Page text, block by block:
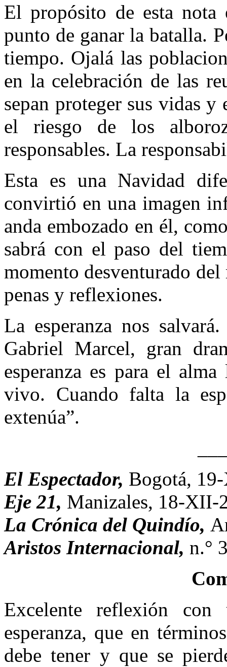
El propósito de esta nota
punto de ganar la batalla.
tiempo. Ojalá las
en la celebración de las
sepan proteger sus vidas y
el riesgo de los
responsables. La
Esta es una Navidad
convirtió en una imagen
anda embozado en él,
sabrá con el paso del
momento desventurado
penas y reflexiones.
La esperanza nos
Gabriel Marcel, gran
esperanza es para el
vivo. Cuando falta la
extenúa”.
El Espectador, Bogotá,
Eje 21, Manizales, 18-XII-
La Crónica del Quindío,
Aristos Internacional, n.°
Excelente reflexión
esperanza, que en
debe tener y que se